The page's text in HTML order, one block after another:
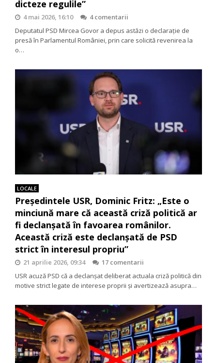
dicteze regulile”
4 mai 2026, 16:10
4 comentarii
Deputatul PSD Mircea Govor a depus astăzi o declarație de
presă în Parlamentul României, prin care solicită revenirea la
o…
LOCALE
Președintele USR, Dominic Fritz: „Este o
minciună mare că această criză politică ar
fi declanșată în favoarea românilor.
Această criză este declanșată de PSD
strict în interesul propriu”
21 aprilie 2026, 09:34
17 comentarii
USR acuză PSD că a declanșat deliberat actuala criză politică din
motive strict legate de interese proprii și avertizează asupra…